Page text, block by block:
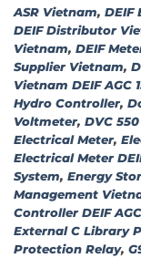
ASR Vietnam, DEIF
DEIF Distributor
Vietnam, DEIF
Supplier Vietnam,
Vietnam DEIF AGC
Hydro Controller,
Voltmeter, DVC
Electrical Meter,
Electrical Meter
System, Energy
Management
Controller DEIF
External C Library
Protection Relay,